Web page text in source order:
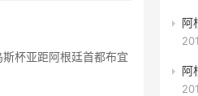
杯亚距阿根廷首都布宜
阿
阿